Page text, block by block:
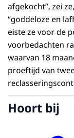
afgekocht”, zei
“goddeloze en
eiste ze voor de
voorbedachten
waarvan 18
proeftijd van
Hoort bij